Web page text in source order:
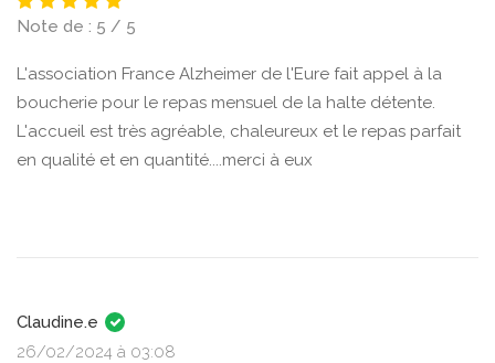
Note de : 5 / 5
L'association France Alzheimer de l'Eure fait appel à la
boucherie pour le repas mensuel de la halte détente.
L'accueil est très agréable, chaleureux et le repas parfait
en qualité et en quantité....merci à eux
Claudine.e
26/02/2024 à 03:08